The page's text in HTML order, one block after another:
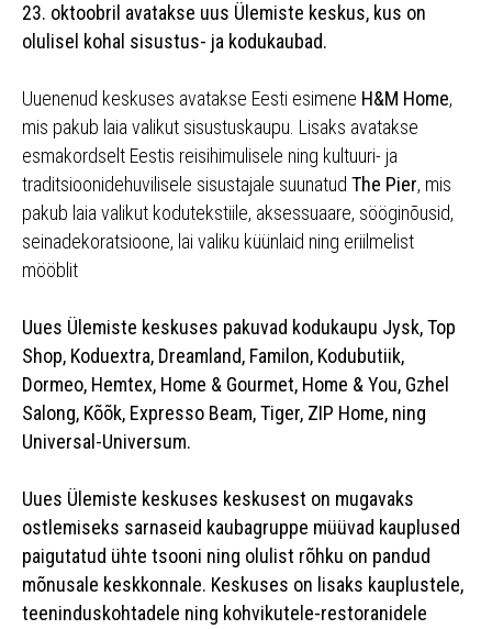
23. oktoobril avatakse uus Ülemiste keskus, kus on
olulisel kohal sisustus- ja kodukaubad.
Uuenenud keskuses avatakse Eesti esimene H&M Home,
mis pakub laia valikut sisustuskaupu. Lisaks avatakse
esmakordselt Eestis reisihimulisele ning kultuuri- ja
traditsioonidehuvilisele sisustajale suunatud The Pier, mis
pakub laia valikut kodutekstiile, aksessuaare, sööginõusid,
seinadekoratsioone, lai valiku küünlaid ning eriilmelist
mööblit
Uues Ülemiste keskuses pakuvad kodukaupu Jysk, Top
Shop, Koduextra, Dreamland, Familon, Kodubutiik,
Dormeo, Hemtex, Home & Gourmet, Home & You, Gzhel
Salong, Kõõk, Expresso Beam, Tiger, ZIP Home, ning
Universal-Universum.
Uues Ülemiste keskuses keskusest on mugavaks
ostlemiseks sarnaseid kaubagruppe müüvad kauplused
paigutatud ühte tsooni ning olulist rõhku on pandud
mõnusale keskkonnale. Keskuses on lisaks kauplustele,
teeninduskohtadele ning kohvikutele-restoranidele